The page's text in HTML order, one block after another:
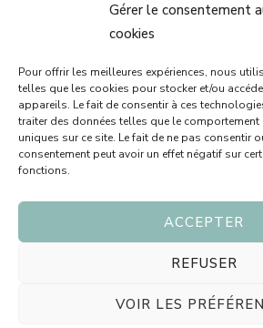
Gérer le consentement
cookies
Pour offrir les meilleures expériences, nous
telles que les cookies pour stocker et/ou
appareils. Le fait de consentir à ces
traiter des données telles que le
uniques sur ce site. Le fait de ne pas consentir
consentement peut avoir un effet négatif sur
fonctions.
ACCEPTER
REFUSER
VOIR LES
SUR LES RÉSEAUX SOCIAUX
Blog Idée
Blossom Themes. Propulsé par